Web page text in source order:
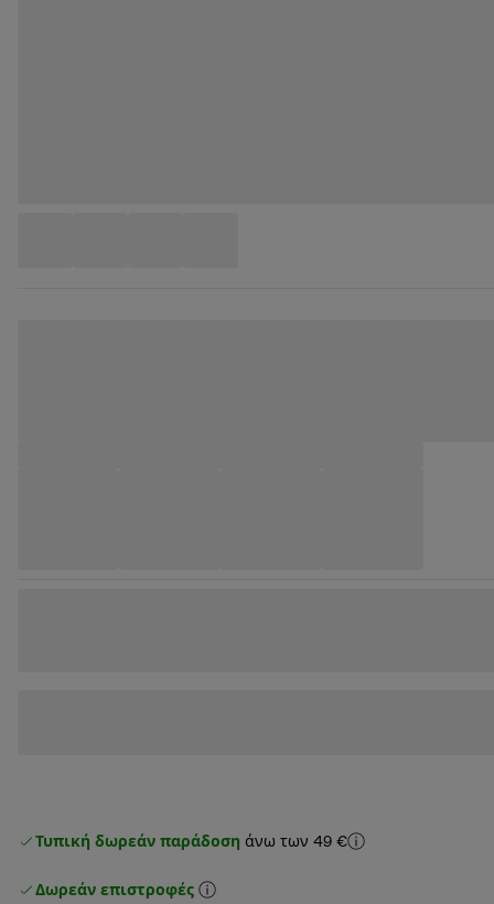
Τυπική δωρεάν παράδοση άνω των 49 €
Δωρεάν επιστροφές